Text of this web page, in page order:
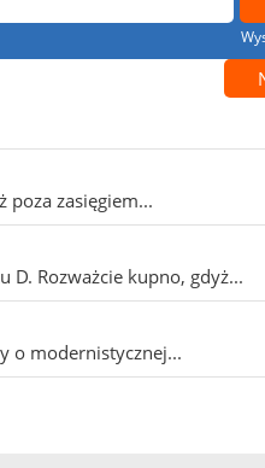
poza zasięgiem...
Rozważcie kupno, gdyż...
o modernistycznej...